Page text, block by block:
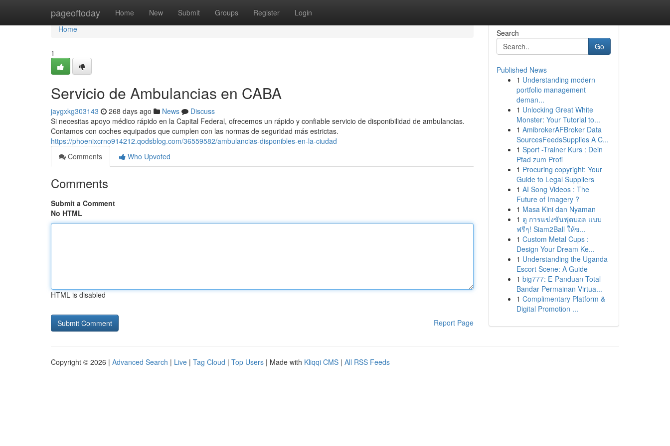
pageoftoday Home New Submit Groups Register Login
Home
Home
1
Servicio de Ambulancias en CABA
jaygxkg303143 268 days ago News
Discuss
Si necesitas apoyo médico rápido en la Capital Federal, ofrecemos un rápido y confiable servicio de disponibilidad de ambulancias.
Contamos con coches equipados que cumplen con las normas de seguridad más estrictas.
https://phoenixcrno914212.qodsblog.com/36559582/ambulancias-disponibles-en-la-ciudad
Comments
Who Upvoted
Comments
Submit a Comment
No HTML
HTML is disabled
Report Page
Search
Go
Published News
1 Understanding modern
portfolio management
deman...
1 Unlocking Great White
Monster: Your Tutorial to...
1 AmibrokerAFBroker Data
SourcesFeedsSupplies A C...
1 Sport -Trainer Kurs : Dein
Pfad zum Profi
1 Procuring copyright: Your
Guide to Legal Suppliers
1 AI Song Videos : The
Future of Imagery ?
1 Masa Kini dan Nyaman
1 ดู การแข่งขันฟุตบอล แบบ
ฟรีๆ! Siam2Ball ให้ข...
1 Custom Metal Cups :
Design Your Dream Ke...
1 Understanding the Uganda
Escort Scene: A Guide
1 big777: E-Panduan Total
Bandar Permainan Virtua...
1 Complimentary Platform &
Digital Promotion ...
Copyright © 2026 | Advanced Search | Live | Tag Cloud | Top Users | Made with Kliqqi CMS | All RSS Feeds